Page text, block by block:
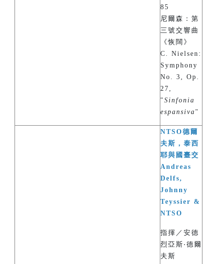
85
尼爾森：第
三號交響曲
《恢闊》
C. Nielsen:
Symphony
No. 3, Op.
27,
" Sinfonia
espansiva "
NTSO德爾
夫斯，泰西
耶與國臺交
Andreas
Delfs,
Johnny
Teyssier &
NTSO
指揮／安德
烈亞斯‧德爾
夫斯